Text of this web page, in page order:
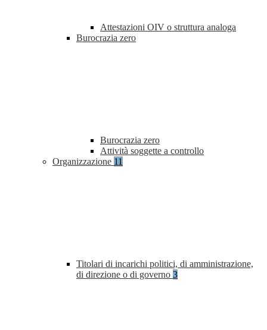
Attestazioni OIV o struttura analoga
Burocrazia zero
Burocrazia zero
Attività soggette a controllo
Organizzazione 11
Titolari di incarichi politici, di amministrazione,
di direzione o di governo 3